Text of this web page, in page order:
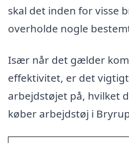
skal det inden for visse
overholde nogle
Især når det gælder
effektivitet, er det
arbejdstøjet på, hvilket
køber arbejdstøj i